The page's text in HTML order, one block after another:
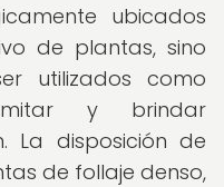
ubicados
de plantas, sino
utilizados como
y brindar
La disposición de
de follaje denso,